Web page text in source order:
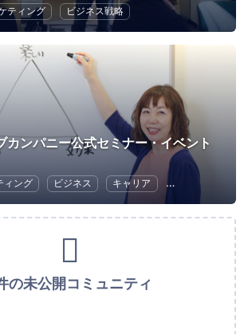
ティング ビジネス戦略
カンパニー公式セミナー・イベント
ィング ビジネス キャリア コミュニケーシ
の未公開コミュニティ